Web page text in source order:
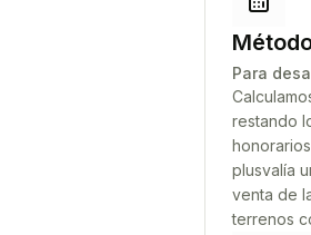
Para
restando
plusvalía
venta de
terrenos